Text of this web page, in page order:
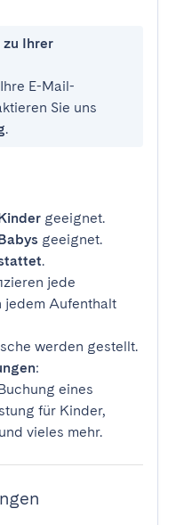
zu Ihrer
E-Mail-
Sie uns
.
geeignet.
geeignet.
.
jede
jedem Aufenthalt
werden gestellt.
:
eines
für Kinder,
vieles mehr.